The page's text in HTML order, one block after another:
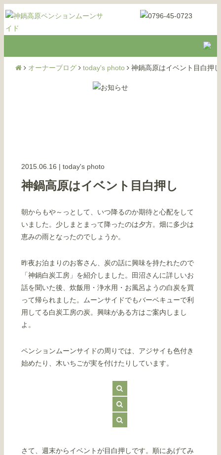
オーナーブログ today's photo 神鍋高原はイベント目白押し
2015.06.16 | today's photo
神鍋高原はイベント目白押し
朝からもや～っとして、いつ降るのか期待と心配をして
いました。少しまとまって降ったのは夕方。畑に多少は
恵みの雨となったのでしょうか。
昨夜お泊まりのお客さん、炭の話に興味を持たれたので
「神鍋白炭工房」を紹介しました。田沼さんに詳しいお
話を聞いた後、炊飯用・浄水用・お風呂ようの白炭を買
って帰られました。ムーンサイドでもバーベキューで利
用してる白炭工房の炭。興味がある方はご案内しまし
よ。
ペンションムーンサイドの周りでは、アジサイも色付き
始めたり、木いちごが実を付けたりしています。
さて、週末からイベントが目白押しです。順にあげてみ